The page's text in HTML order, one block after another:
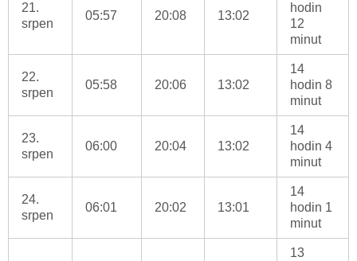
21.
srpen
05:57 20:08 13:02
hodin
12
minut
22.
srpen
05:58 20:06 13:02
14
hodin 8
minut
23.
srpen
06:00 20:04 13:02
14
hodin 4
minut
24.
srpen
06:01 20:02 13:01
14
hodin 1
minut
13